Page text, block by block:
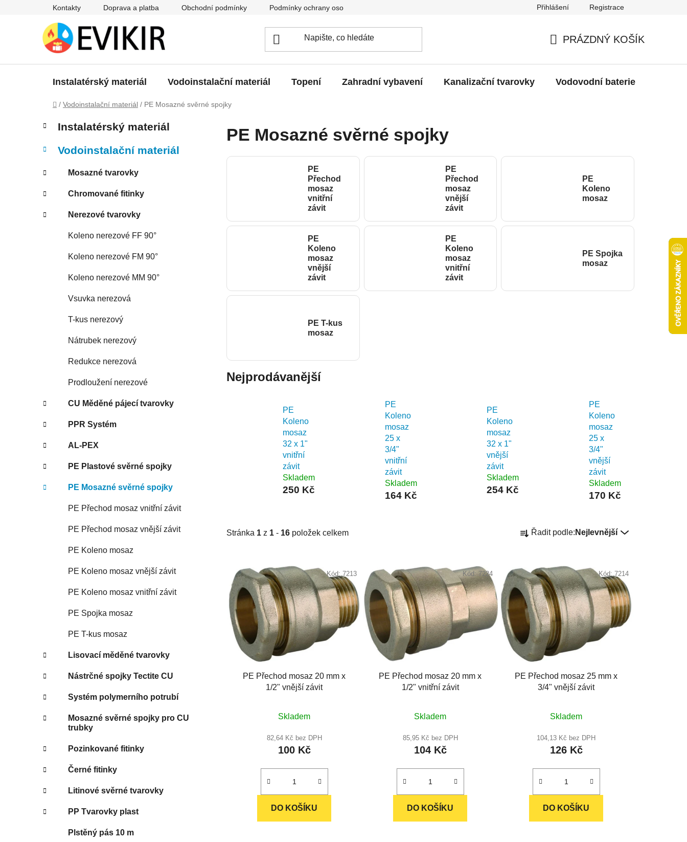
Kontakty Doprava a platba Obchodní podmínky Podmínky ochrany osobních údajů Přihlášení Registrace
KOŠÍK
PRÁZDNÝ KOŠÍK
Instalatérský materiál Vodoinstalační materiál Topení Zahradní vybavení Kanalizační tvarovky Vodovodní baterie
Domů
/ Vodoinstalační materiál / PE Mosazné svěrné spojky
P
s
r
n
n
kategorie
a
e
o
i
e
Instalatérský materiál
Vodoinstalační materiál
Mosazné tvarovky
Chromované fitinky
Nerezové tvarovky
Koleno nerezové FF 90°
Koleno nerezové FM 90°
Koleno nerezové MM 90°
Vsuvka nerezová
T-kus nerezový
Nátrubek nerezový
Redukce nerezová
Prodloužení nerezové
CU Měděné pájecí tvarovky
PPR Systém
AL-PEX
PE Plastové svěrné spojky
PE Mosazné svěrné spojky
PE Přechod mosaz vnitřní závit
PE Přechod mosaz vnější závit
PE Koleno mosaz
PE Koleno mosaz vnější závit
PE Koleno mosaz vnitřní závit
PE Spojka mosaz
PE T-kus mosaz
Lisovací měděné tvarovky
Nástrčné spojky Tectite CU
Systém polymerního potrubí
Mosazné svěrné spojky pro CU
trubky
Pozinkované fitinky
Černé fitinky
Litinové svěrné tvarovky
PP Tvarovky plast
Plstěný pás 10 m
PE Mosazné svěrné spojky
PE
Přechod
mosaz
vnitřní
závit
PE
Přechod
mosaz
vnější
závit
PE
Koleno
mosaz
PE
Koleno
mosaz
vnější
závit
PE
Koleno
mosaz
vnitřní
závit
PE Spojka
mosaz
PE T-kus
mosaz
Nejprodávanější
PE
Koleno
mosaz
32 x 1"
vnitřní
závit
Skladem
250 Kč
PE
Koleno
mosaz
25 x
3/4"
vnitřní
závit
Skladem
164 Kč
PE
Koleno
mosaz
32 x 1"
vnější
závit
Skladem
254 Kč
PE
Koleno
mosaz
25 x
3/4"
vnější
závit
Skladem
170 Kč
Stránka 1 z 1 - 16 položek celkem
a
e
n
í
p
o
d
u
k
Řadit podle: Nejlevnější
p
i
s
p
PE Přechod mosaz 20 mm x
1/2" vnější závit
hodnocení
produktu
je
hvězdiček.
Skladem
82,64 Kč bez DPH
100 Kč
DO KOŠÍKU
Kód:7213
PE Přechod mosaz 20 mm x
1/2" vnitřní závit
hodnocení
produktu
je
hvězdiček.
Skladem
85,95 Kč bez DPH
104 Kč
DO KOŠÍKU
Kód:7224
PE Přechod mosaz 25 mm x
3/4" vnější závit
hodnocení
produktu
je
hvězdiček.
Skladem
104,13 Kč bez DPH
126 Kč
DO KOŠÍKU
Kód:7214